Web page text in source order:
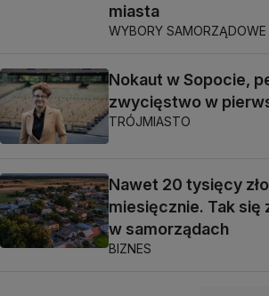
miasta
WYBORY
Nokaut w Sopocie,
zwycięstwo w
TRÓJMIASTO
Nawet 20 tysięcy
miesięcznie. Tak się
w samorządach
BIZNES